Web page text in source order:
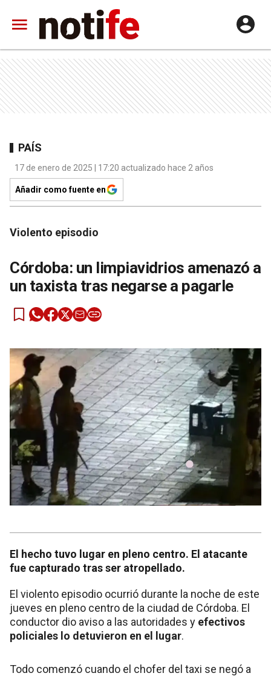
PAÍS
17 de enero de 2025 | 17:20 actualizado hace 2 años
Añadir como fuente en
Violento episodio
Córdoba: un limpiavidrios amenazó a
un taxista tras negarse a pagarle
El hecho tuvo lugar en pleno centro. El atacante
fue capturado tras ser atropellado.
El violento episodio ocurrió durante la noche de este
jueves en pleno centro de la ciudad de Córdoba. El
conductor dio aviso a las autoridades y efectivos
policiales lo detuvieron en el lugar.
Todo comenzó cuando el chofer del taxi se negó a